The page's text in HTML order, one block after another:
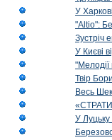
У
"Altio":
Зустріч
У Києві
Твір
Весь
У Луцьку